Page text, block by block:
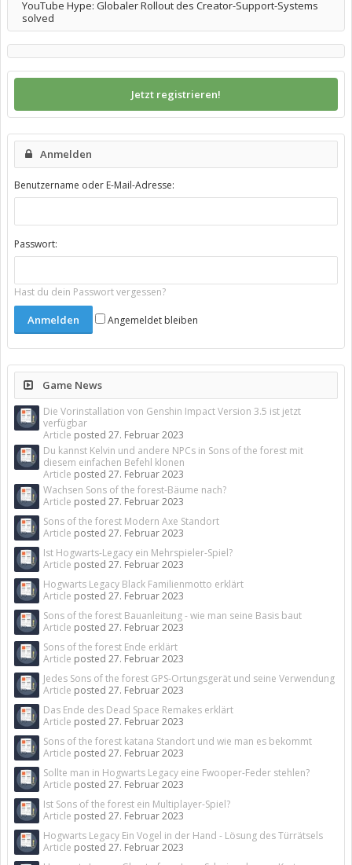
YouTube Hype: Globaler Rollout des Creator-Support-Systems
solved
Jetzt registrieren!
Anmelden
Benutzername oder E-Mail-Adresse:
Passwort:
Hast du dein Passwort vergessen?
Angemeldet bleiben
Game News
Die Vorinstallation von Genshin Impact Version 3.5 ist jetzt
verfügbar
Article posted 27. Februar 2023
Du kannst Kelvin und andere NPCs in Sons of the forest mit
diesem einfachen Befehl klonen
Article posted 27. Februar 2023
Wachsen Sons of the forest-Bäume nach?
Article posted 27. Februar 2023
Sons of the forest Modern Axe Standort
Article posted 27. Februar 2023
Ist Hogwarts-Legacy ein Mehrspieler-Spiel?
Article posted 27. Februar 2023
Hogwarts Legacy Black Familienmotto erklärt
Article posted 27. Februar 2023
Sons of the forest Bauanleitung - wie man seine Basis baut
Article posted 27. Februar 2023
Sons of the forest Ende erklärt
Article posted 27. Februar 2023
Jedes Sons of the forest GPS-Ortungsgerät und seine Verwendung
Article posted 27. Februar 2023
Das Ende des Dead Space Remakes erklärt
Article posted 27. Februar 2023
Sons of the forest katana Standort und wie man es bekommt
Article posted 27. Februar 2023
Sollte man in Hogwarts Legacy eine Fwooper-Feder stehlen?
Article posted 27. Februar 2023
Ist Sons of the forest ein Multiplayer-Spiel?
Article posted 27. Februar 2023
Hogwarts Legacy Ein Vogel in der Hand - Lösung des Türrätsels
Article posted 27. Februar 2023